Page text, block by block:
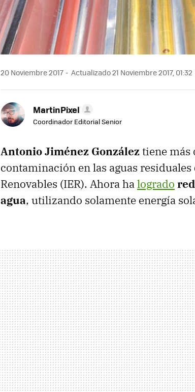
20 Noviembre 2017 Actualizado 21 Noviembre 2017, 01:32
MartinPixel
Coordinador Editorial Senior
Antonio Jiménez González tiene más
contaminación en las aguas
Renovables (IER). Ahora halogrado
agua, utilizando solamente energía